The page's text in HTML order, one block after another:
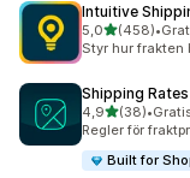
Intuitive
5,0av 5 stjärnor
(458)
458 •
Styr hur frakten
Shipping
4,9av 5 stjärnor
(38)
38 recensioner
•
Regler för
Built for